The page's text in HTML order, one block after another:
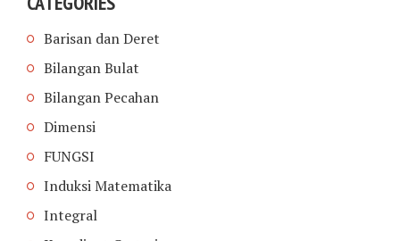
Barisan dan Deret
Bilangan Bulat
Bilangan Pecahan
Dimensi
FUNGSI
Induksi Matematika
Integral